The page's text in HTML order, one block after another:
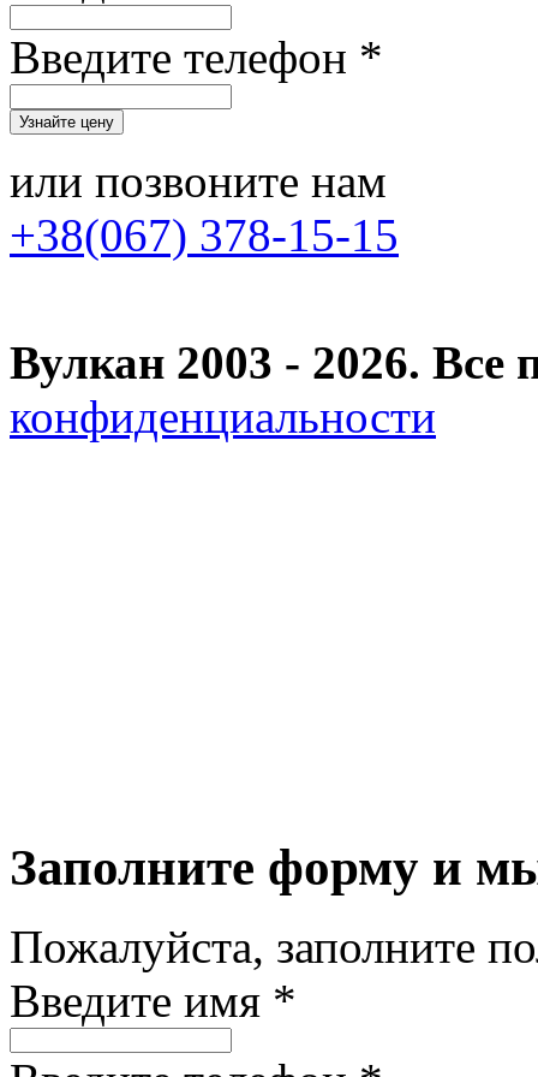
Введите телефон *
или позвоните нам
+38(067) 378-15-15
Вулкан 2003 - 2026.
конфиденциальности
Заполните форму и
Пожалуйста, заполните
Введите имя *